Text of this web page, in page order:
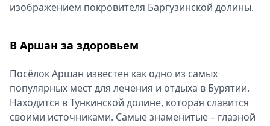
изображением покровителя Баргузинской долины.
В Аршан за здоровьем
Посёлок Аршан известен как одно из самых
популярных мест для лечения и отдыха в Бурятии.
Находится в Тункинской долине, которая славится
своими источниками. Самые знаменитые – глазной